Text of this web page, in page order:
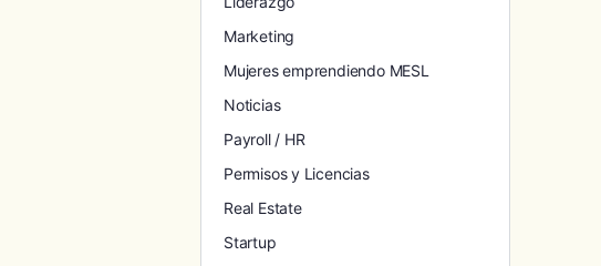
Marketing
Mujeres emprendiendo MESL
Noticias
Payroll / HR
Permisos y Licencias
Real Estate
Startup